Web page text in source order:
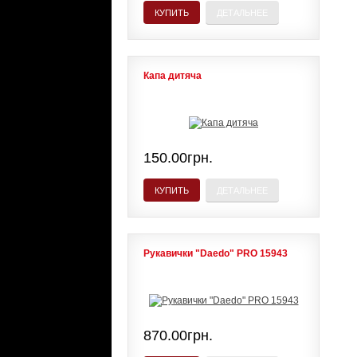
КУПИТЬ
Капа дитяча
150.00грн.
КУПИТЬ
Рукавички "Daedo" PRO 15943
870.00грн.